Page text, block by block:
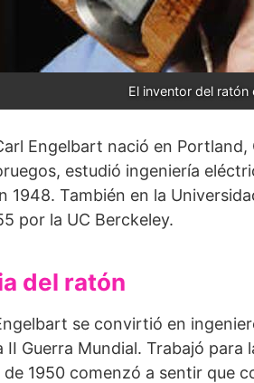
El inventor del ratón
Engelbart nació en
estudió ingeniería
1948. También en la
por la UC Berckeley.
del ratón
se convirtió en
II Guerra Mundial. Trabajó
de 1950 comenzó a sentir que